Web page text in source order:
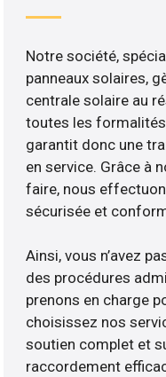
Notre société,
panneaux solaires,
centrale solaire au
toutes les
garantit donc une
en service. Grâce à
faire, nous
sécurisée et
Ainsi, vous n’avez
des procédures
prenons en charge
choisissez nos
soutien complet et
raccordement